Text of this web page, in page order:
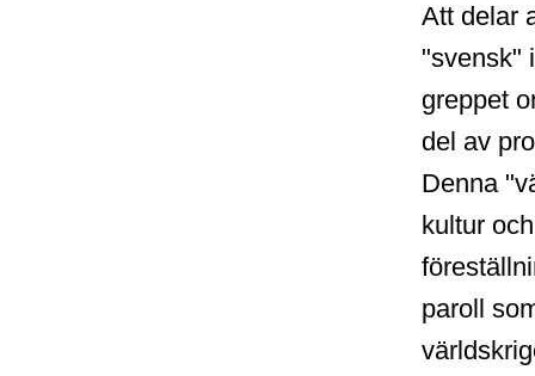
Att delar
"svensk"
greppet
del av
Denna
kultur
paroll